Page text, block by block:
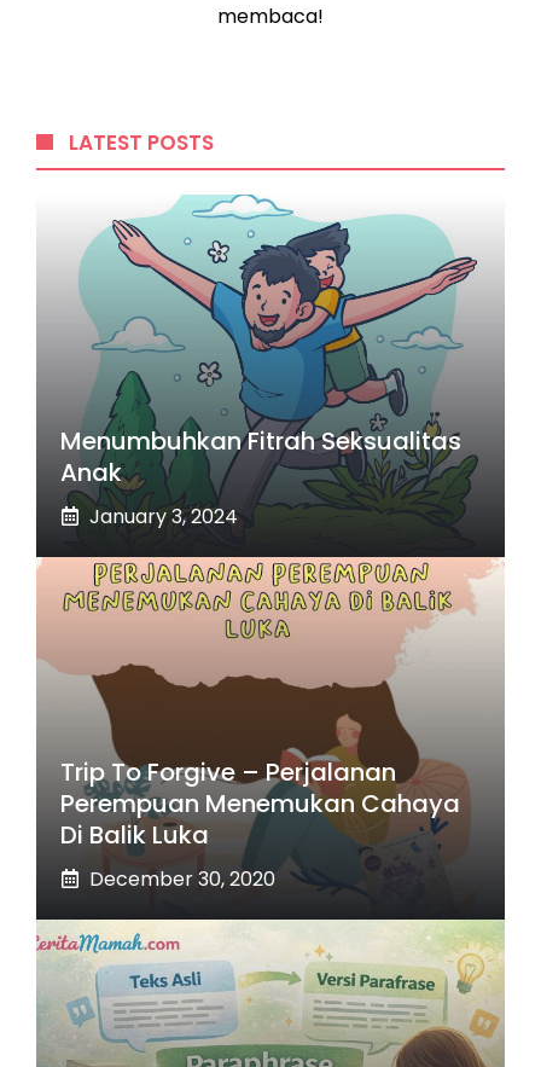
membaca!
LATEST POSTS
Menumbuhkan Fitrah Seksualitas
Anak
January 3, 2024
Trip To Forgive – Perjalanan
Perempuan Menemukan Cahaya
Di Balik Luka
December 30, 2020